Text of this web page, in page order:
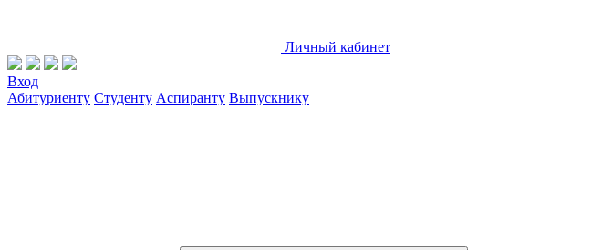
Личный кабинет
Вход
Абитуриенту Студенту Аспиранту Выпускнику